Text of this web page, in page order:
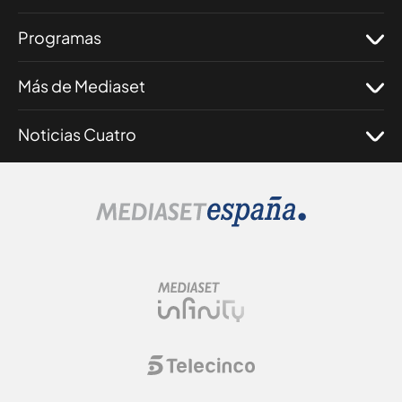
Programas
Más de Mediaset
Noticias Cuatro